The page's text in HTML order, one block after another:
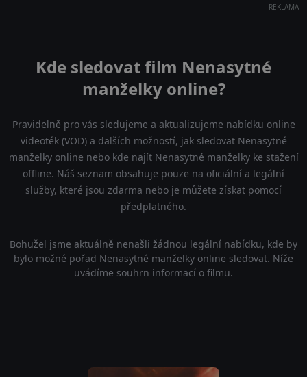
REKLAMA
Kde sledovat film Nenasytné
manželky online?
Pravidelně pro vás sledujeme a aktualizujeme nabídku online
videoték (VOD) a dalších možností, jak sledovat Nenasytné
manželky online nebo kde najít Nenasytné manželky ke stažení
offline. Náš seznam obsahuje pouze na oficiální a legální
služby, které jsou zdarma nebo je můžete získat pomocí
předplatného.
Bohužel jsme aktuálně nenašli žádnou legální nabídku, kde by
bylo možné pořad Nenasytné manželky online sledovat. Níže
uvádíme souhrn informací o filmu.